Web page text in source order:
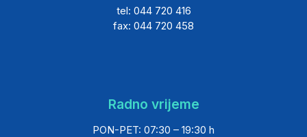
tel: 044 720 416
fax: 044 720 458
Radno vrijeme
PON-PET: 07:30 – 19:30 h